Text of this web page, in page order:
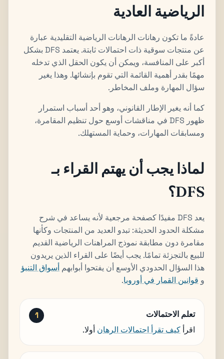
الرياضية العادية
عادةً ما تكون رهانات الرهانات الرياضية التقليدية عبارة
عن منتجات سوقية ذات احتمالات ثابتة. يعتمد DFS بشكل
أكبر على المنافسة، ويمكن أن يكون الحقل الذي تدخله
مهمًا بقدر أهمية القائمة التي تقوم بإنشائها. وهذا يغير
سؤال المهارة وملف المخاطر.
كما أنه يغير الإطار القانوني، وهو أحد أسباب استمرار
ظهور DFS في مناقشات أوسع حول تنظيم المقامرة،
ومسابقات المهارات، وحماية المستهلك.
لماذا يجب أن يهتم القراء بـ
DFS؟
يعد DFS مفيدًا كصفحة مرجعية لأنه يساعد في شرح
مشكلة الحدود الحديثة: تبدو العديد من المنتجات وكأنها
مقامرة دون مطابقة نموذج المراهنات الرياضية القديم
للبيع بالتجزئة تمامًا. يجب أيضًا على القراء الذين يريدون
هذا السؤال الحدودي الأوسع أن يفتحوا أبوابهم أسواق التنبؤ
و قوانين القمار في أوروبا.
تعلم الاحتمالات
اقرأ كيف تقرأ احتمالات الرهان أولا.